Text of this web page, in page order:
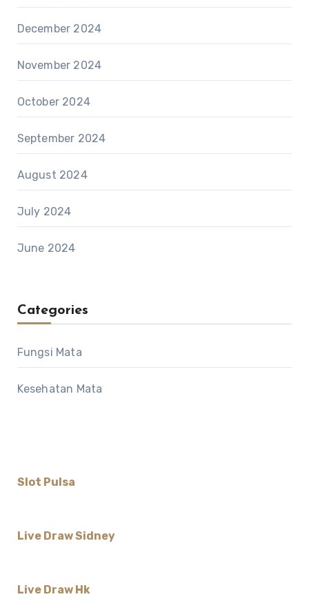
December 2024
November 2024
October 2024
September 2024
August 2024
July 2024
June 2024
Categories
Fungsi Mata
Kesehatan Mata
Slot Pulsa
Live Draw Sidney
Live Draw Hk